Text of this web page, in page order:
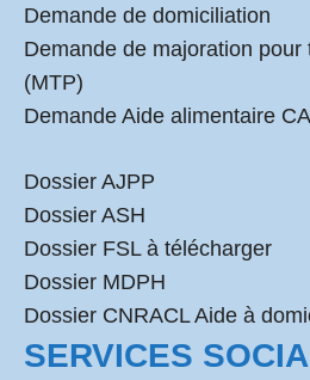
Demande de domiciliation
Demande de majoration pour
(MTP)
Demande Aide alimentaire
Dossier AJPP
Dossier ASH
Dossier FSL à télécharger
Dossier MDPH
Dossier CNRACL Aide à
SERVICES